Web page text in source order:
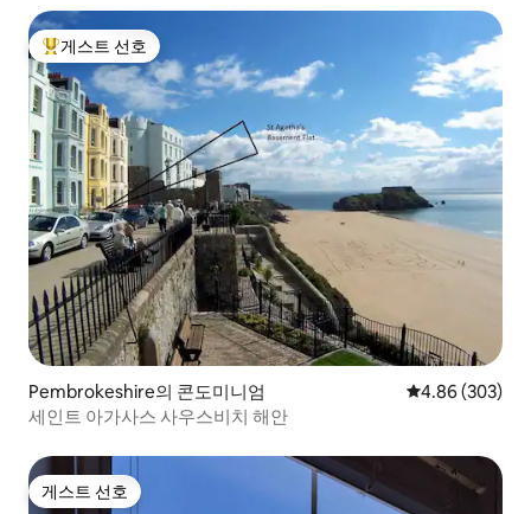
상위 게스트 선호
게스트 선호
Pembrokeshire의 콘도미니엄 평점 4.86점(5
4.86 (303)
세인트 아가사스 사우스비치 해안
게스트 선호
게스트 선호